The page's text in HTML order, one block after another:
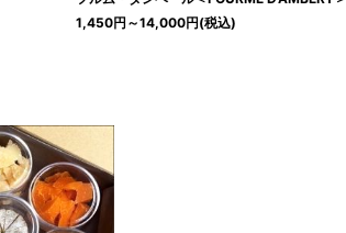
1,450円 ～14,000円(税込)